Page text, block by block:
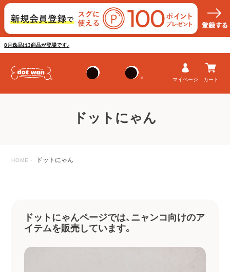
8月逸品は3商品が登場です♪
マイページ カート
ドットにゃん
HOME ドットにゃん
ドットにゃんページでは、ニャンコ向けのア
イテムを販売しています。